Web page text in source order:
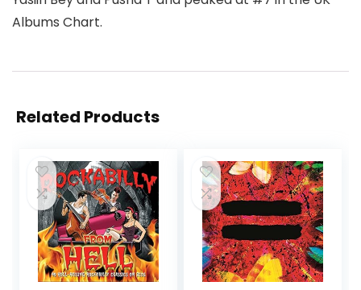
Albums Chart.
Related Products